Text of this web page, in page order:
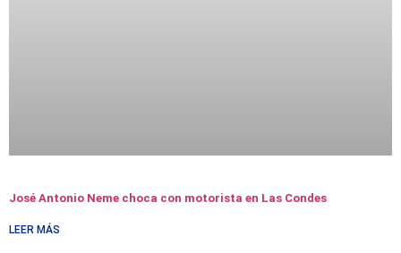
José Antonio Neme choca con motorista en Las Condes
LEER MÁS